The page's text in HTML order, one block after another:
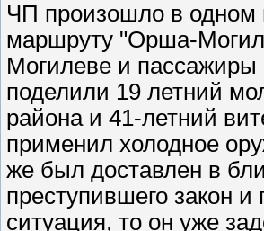
ЧП произошло в одном
маршруту "Орша-
Могилеве и пассажиры
поделили 19 летний
района и 41-летний
применил холодное
же был доставлен в
преступившего закон
ситуация, то он уже